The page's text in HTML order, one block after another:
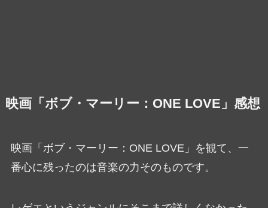
映画「ボブ・マーリー：ONE LOVE」感想
映画「ボブ・マーリー：ONE LOVE」を観て、一
番心に残ったのは音楽の力そのものです。